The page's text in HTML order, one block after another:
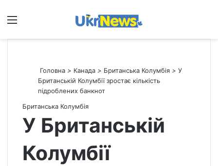
Меню
Головна > Канада > Британська Колумбія > У
Британській Колумбії зростає кількість
підроблених банкнот
Британська Колумбія
У Британській
Колумбії